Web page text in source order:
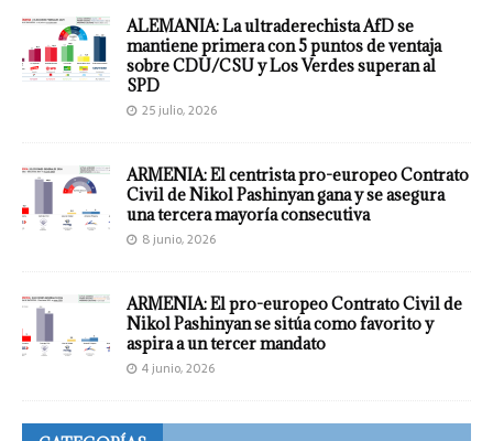
ALEMANIA: La ultraderechista AfD se
mantiene primera con 5 puntos de ventaja
sobre CDU/CSU y Los Verdes superan al
SPD
25 julio, 2026
ARMENIA: El centrista pro-europeo Contrato
Civil de Nikol Pashinyan gana y se asegura
una tercera mayoría consecutiva
8 junio, 2026
ARMENIA: El pro-europeo Contrato Civil de
Nikol Pashinyan se sitúa como favorito y
aspira a un tercer mandato
4 junio, 2026